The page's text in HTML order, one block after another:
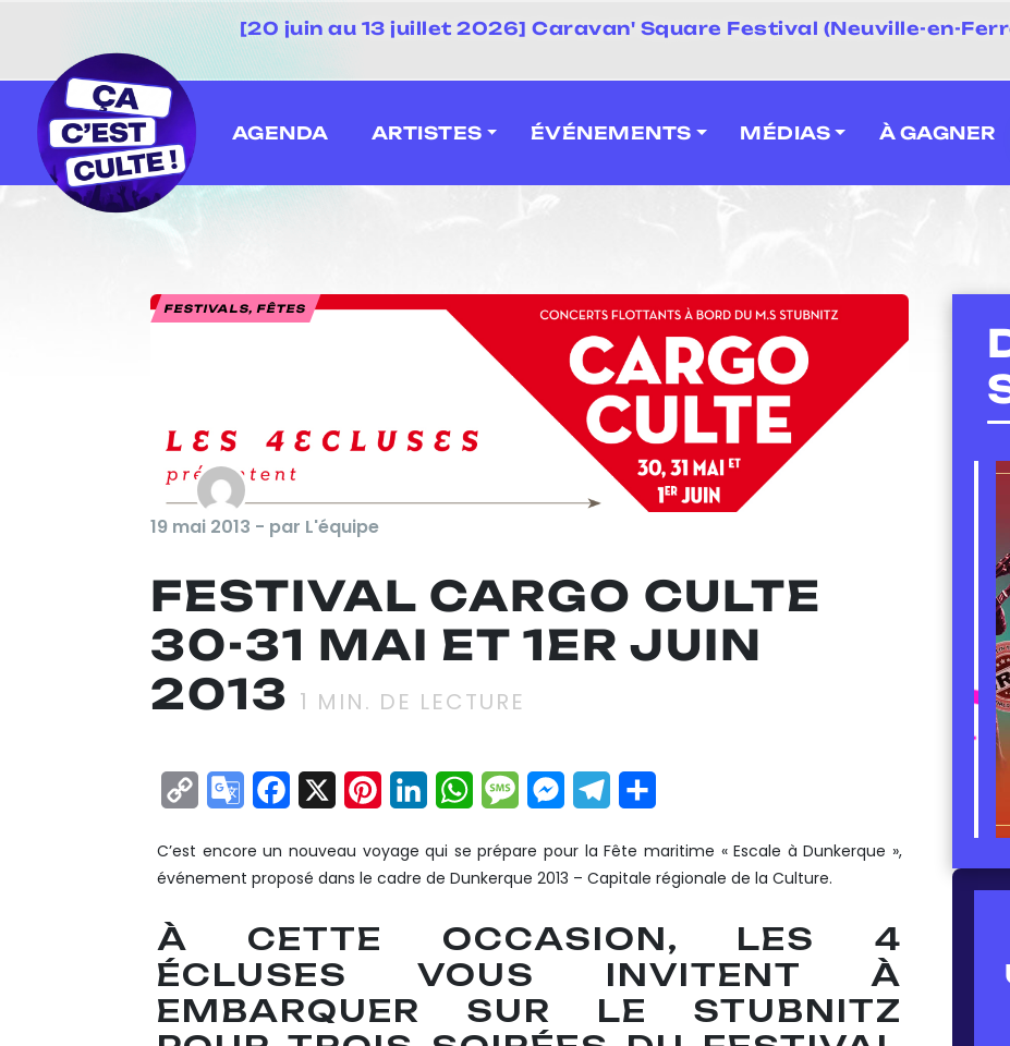
[20 juin au 13 juillet 2026] Caravan' Square Festival (Neuville-en-
AGENDA ARTISTES ÉVÉNEMENTS MÉDIAS À GAGNER
FESTIVALS, FÊTES
19 mai 2013 - par L'équipe
FESTIVAL CARGO CULTE
30-31 MAI ET 1ER JUIN
2013 1 MIN. DE LECTURE
Copy GoogleFacebook
X Pinterest
LinkedInWhatsApp
MessageMessenger
Telegram
C’est encore un nouveau voyage qui se prépare pour la Fête maritime « Escale à Dunkerque »,
événement proposé dans le cadre de Dunkerque 2013 – Capitale régionale de la Culture.
À CETTE OCCASION, LES 4
ÉCLUSES VOUS INVITENT À
EMBARQUER SUR LE STUBNITZ